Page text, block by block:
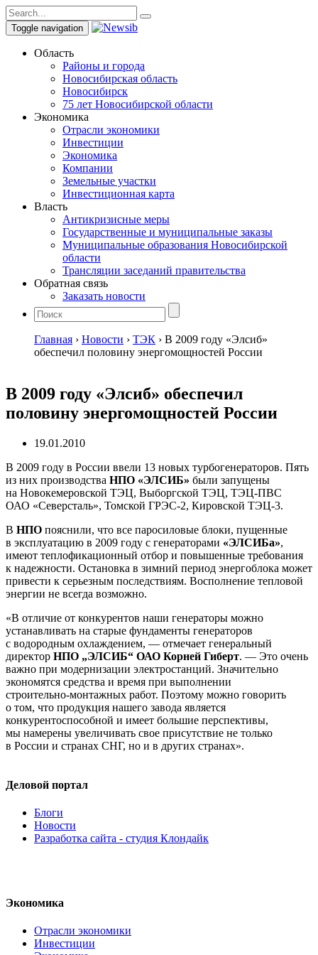
Toggle navigation
Область
Районы и города
Новосибирская область
Новосибирск
75 лет Новосибирской области
Экономика
Отрасли экономики
Инвестиции
Экономика
Компании
Земельные участки
Инвестиционная карта
Власть
Антикризисные меры
Государственные и муниципальные заказы
Муниципальные образования Новосибирской
области
Трансляции заседаний правительства
Обратная связь
Заказать новости
Главная › Новости › ТЭК › В 2009 году «Элсиб»
обеспечил половину энергомощностей России
В 2009 году «Элсиб» обеспечил
половину энергомощностей России
19.01.2010
В 2009 году в России ввели 13 новых турбогенераторов. Пять
из них производства НПО «ЭЛСИБ» были запущены
на Новокемеровской ТЭЦ, Выборгской ТЭЦ, ТЭЦ-ПВС
ОАО «Северсталь», Томской ГРЭС-2, Кировской ТЭЦ-3.
В НПО пояснили, что все паросиловые блоки, пущенные
в эксплуатацию в 2009 году с генераторами «ЭЛСИБа»,
имеют теплофикационный отбор и повышенные требования
к надежности. Остановка в зимний период энергоблока может
привести к серьезным последствиям. Восполнение тепловой
энергии не всегда возможно.
«В отличие от конкурентов наши генераторы можно
устанавливать на старые фундаменты генераторов
с водородным охлаждением, — отмечает генеральный
директор НПО „ЭЛСИБ“ ОАО Корней Гиберт. — Это очень
важно при модернизации электростанций. Значительно
экономятся средства и время при выполнении
строительно-монтажных работ. Поэтому можно говорить
о том, что продукция нашего завода является
конкурентоспособной и имеет большие перспективы,
мы намерены увеличивать свое присутствие не только
в России и странах СНГ, но и в других странах».
Деловой портал
Блоги
Новости
Разработка сайта - студия Клондайк
Экономика
Отрасли экономики
Инвестиции